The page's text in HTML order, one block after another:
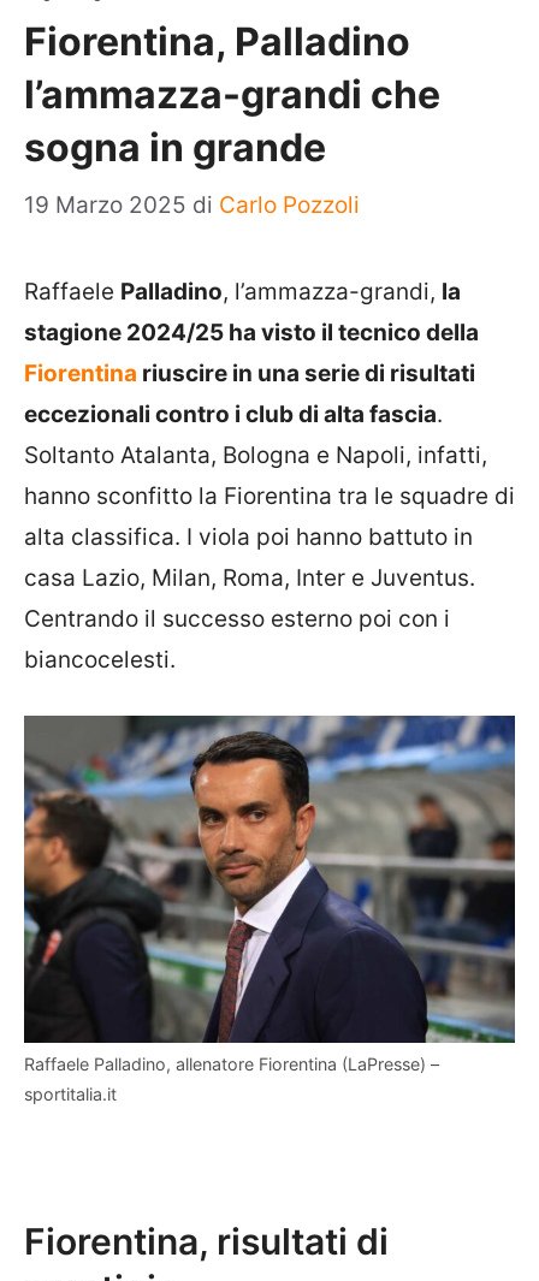
Fiorentina, Palladino
l’ammazza-grandi che
sogna in grande
19 Marzo 2025 di Carlo Pozzoli
Raffaele Palladino, l’ammazza-grandi, la
stagione 2024/25 ha visto il tecnico della
Fiorentina riuscire in una serie di risultati
eccezionali contro i club di alta fascia.
Soltanto Atalanta, Bologna e Napoli, infatti,
hanno sconfitto la Fiorentina tra le squadre di
alta classifica. I viola poi hanno battuto in
casa Lazio, Milan, Roma, Inter e Juventus.
Centrando il successo esterno poi con i
biancocelesti.
Raffaele Palladino, allenatore Fiorentina (LaPresse) –
sportitalia.it
Fiorentina, risultati di